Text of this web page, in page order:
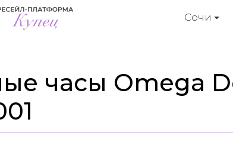
Сочи
часы Omega